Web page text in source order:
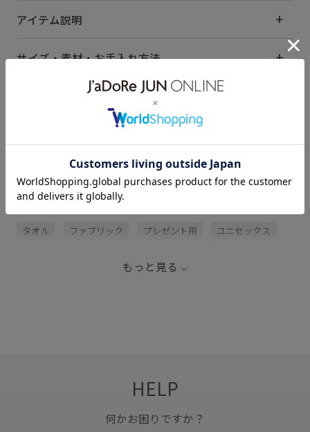
アイテム説明
サイズ・素材・お手入れ方法
TEKLA
タオル ファブリック プレゼント用 ユニセックス
もっと見る
HELP
何かお困りですか？